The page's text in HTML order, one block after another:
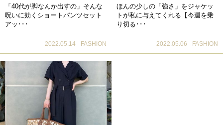
「40代が脚なんか出すの」そんな
呪いに効くショートパンツセット
アッ･･･
2022.05.14 FASHION
ほんの少しの「強さ」をジャケッ
トが私に与えてくれる【今週を乗
り切る･･･
2022.05.06 FASHION